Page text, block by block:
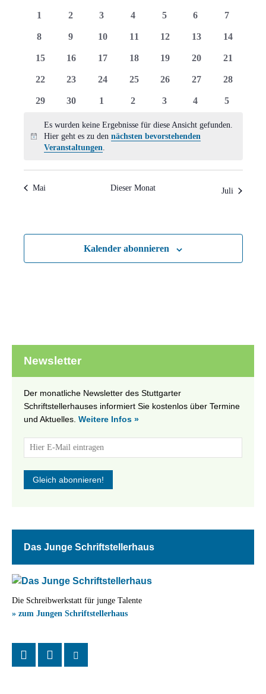
von
Veranstaltungen
0
1
0
2
0
3
0
4
0
5
0
6
0
7
0
8
0
9
0
10
0
11
0
12
0
13
0
14
0
15
0
16
0
17
0
18
0
19
0
20
0
21
0
22
0
23
0
24
0
25
0
26
0
27
0
28
0
29
0
30
0
1
0
2
0
3
0
4
0
5
Hinweis
Es wurden keine Ergebnisse für diese Ansicht gefunden.
Hier geht es zu den nächsten bevorstehenden
Veranstaltungen.
Mai Dieser Monat Juli
Kalender abonnieren
Newsletter
Der monatliche Newsletter des Stuttgarter
Schriftstellerhauses informiert Sie kostenlos über Termine
und Aktuelles. Weitere Infos »
Das Junge Schriftstellerhaus
Die Schreibwerkstatt für junge Talente
» zum Jungen Schriftstellerhaus